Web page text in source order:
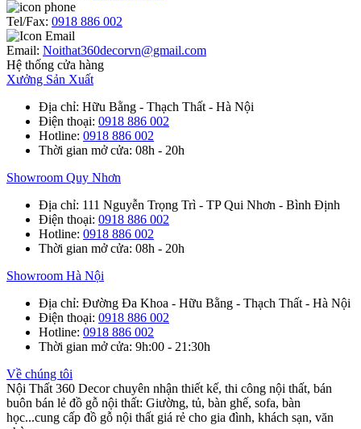
Tel/Fax: 0918 886 002
Email: Noithat360decorvn@gmail.com
Hệ thống cửa hàng
Xưởng Sản Xuất
Địa chỉ: Hữu Bằng - Thạch Thất - Hà Nội
Điện thoại: 0918 886 002
Hotline: 0918 886 002
Thời gian mở cửa: 08h - 20h
Showroom Quy Nhơn
Địa chỉ: 111 Nguyễn Trọng Trì - TP Qui Nhơn - Bình Định
Điện thoại: 0918 886 002
Hotline: 0918 886 002
Thời gian mở cửa: 08h - 20h
Showroom Hà Nội
Địa chỉ: Đường Đa Khoa - Hữu Bằng - Thạch Thất - Hà Nội
Điện thoại: 0918 886 002
Hotline: 0918 886 002
Thời gian mở cửa: 9h:00 - 21:30h
Về chúng tôi
Nội Thất 360 Decor chuyên nhận thiết kế, thi công nội thất, bán
buôn bán lẻ đồ gỗ nội thất: Giường, tủ, bàn ghế, sofa, bàn
học...cung cấp đồ gỗ nội thất giá rẻ cho gia đình, khách sạn, văn